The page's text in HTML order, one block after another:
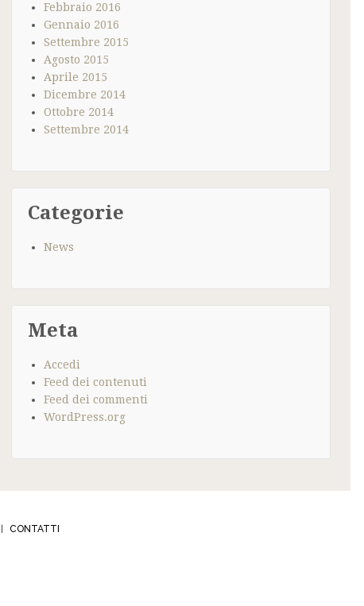
Febbraio 2016
Gennaio 2016
Settembre 2015
Agosto 2015
Aprile 2015
Dicembre 2014
Ottobre 2014
Settembre 2014
Categorie
News
Meta
Accedi
Feed dei contenuti
Feed dei commenti
WordPress.org
CONTATTI